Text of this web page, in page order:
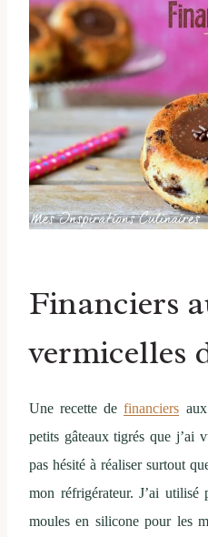
Financiers
vermicelles
Une recette definanciers
petits gâteaux tigrés que j’ai
pas hésité à réaliser surtout
mon réfrigérateur. J’ai utilisé
moules en silicone pour les